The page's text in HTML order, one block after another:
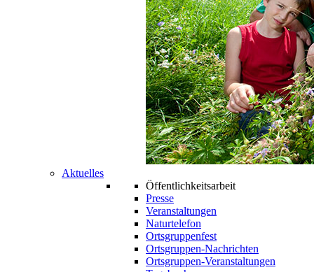
Aktuelles
Öffentlichkeitsarbeit
Presse
Veranstaltungen
Naturtelefon
Ortsgruppenfest
Ortsgruppen-Nachrichten
Ortsgruppen-Veranstaltungen